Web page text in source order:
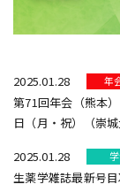
2025.01.28 年
第71回年会（熊本
日（月・祝）（崇
2025.01.28
生薬学雑誌最新号